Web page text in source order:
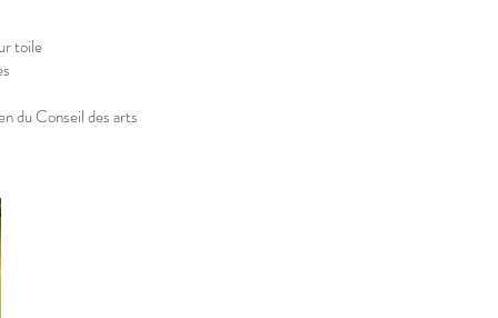
toile
du Conseil des arts